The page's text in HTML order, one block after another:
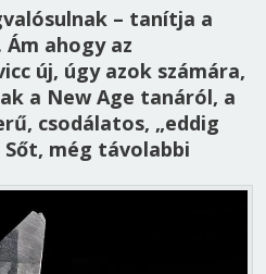
– tanítja a
ahogy az
új, úgy azok számára,
a New Age tanáról, a
csodálatos, „eddig
még távolabbi